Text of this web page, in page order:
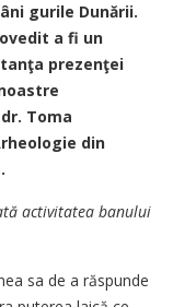
gurile Dunării.
a fi un
prezenţei
Toma
din
activitatea banului
sa de a răspunde